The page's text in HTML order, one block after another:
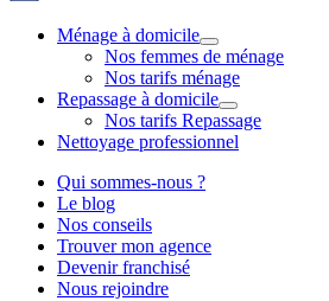
Ménage à domicile
Nos femmes de ménage
Nos tarifs ménage
Repassage à domicile
Nos tarifs Repassage
Nettoyage professionnel
Qui sommes-nous ?
Le blog
Nos conseils
Trouver mon agence
Devenir franchisé
Nous rejoindre